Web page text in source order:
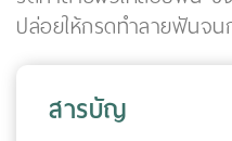
ปล่อยให้กรดทำลายฟันจ
สารบัญ